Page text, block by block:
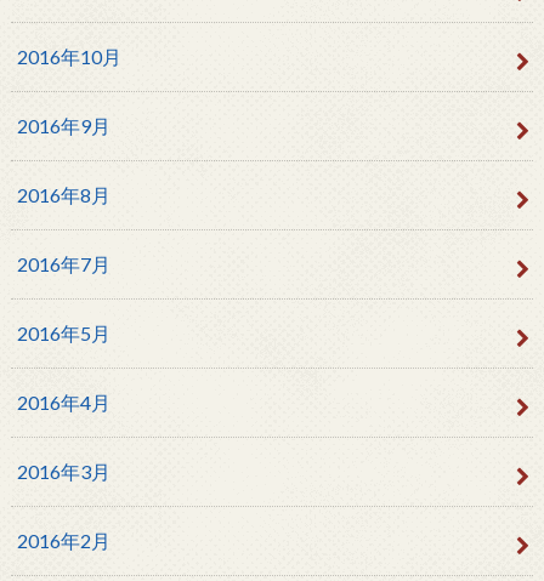
2016年10月
2016年9月
2016年8月
2016年7月
2016年5月
2016年4月
2016年3月
2016年2月